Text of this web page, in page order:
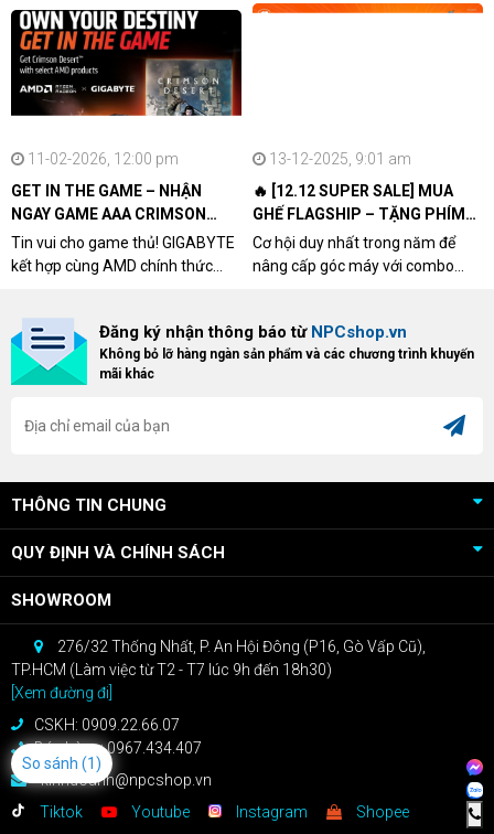
11-02-2026, 12:00 pm
GET IN THE GAME – NHẬN
NGAY GAME AAA CRIMSON
DESERT CÙNG GIGABYTE &
AMD
Tin vui cho game thủ! GIGABYTE
kết hợp cùng AMD chính thức
khách hàng sở hữu VGA Radeon
RX 9070 / RX 9070 XT.
13-12-2025, 9:01 am
🔥 [12.12 SUPER SALE] MUA
GHẾ FLAGSHIP – TẶNG PHÍM
CƠ XỊN
Cơ hội duy nhất trong năm để
nâng cấp góc máy với combo
dòng ghế Gaming cao cấp nhất,
bạn sẽ nhận ngay quà tặng trị giá
Đăng ký nhận thông báo từ NPCshop.vn
Không bỏ lỡ hàng ngàn sản phẩm và các chương trình khuyến
mãi khác
THÔNG TIN CHUNG
QUY ĐỊNH VÀ CHÍNH SÁCH
SHOWROOM
276/32 Thống Nhất, P. An Hội Đông (P16, Gò Vấp Cũ),
TP.HCM (Làm việc từ T2 - T7 lúc 9h đến 18h30)
[Xem đường đi]
CSKH: 0909.22.66.07
Bán hàng: 0967.434.407
kinhdoanh@npcshop.vn
Tiktok
Youtube Instagram Shopee
So sánh (1)